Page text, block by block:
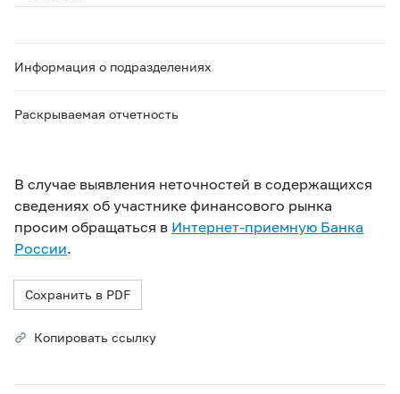
Информация о подразделениях
Раскрываемая отчетность
В случае выявления неточностей в содержащихся
сведениях об участнике финансового рынка
просим обращаться в Интернет-приемную Банка
России.
Сохранить в PDF
Копировать ссылку